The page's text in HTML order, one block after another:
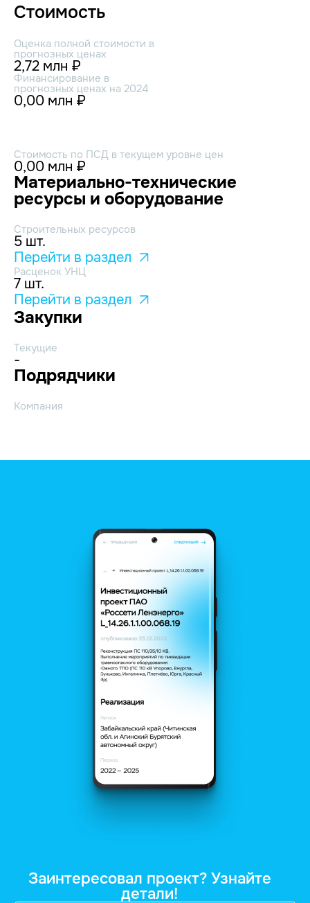
Стоимость
Оценка полной стоимости в
прогнозных ценах
2,72 млн ₽
Финансирование в
прогнозных ценах на 2024
0,00 млн ₽
Стоимость по ПСД в текущем уровне цен
0,00 млн ₽
Материально-технические
ресурсы и оборудование
Строительных ресурсов
5 шт.
Перейти в раздел
Расценок УНЦ
7 шт.
Перейти в раздел
Закупки
Текущие
-
Подрядчики
Компания
Заинтересовал проект? Узнайте
детали!